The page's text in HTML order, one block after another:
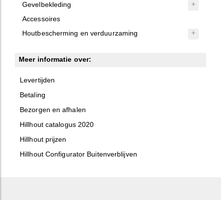
Gevelbekleding
Accessoires
Houtbescherming en verduurzaming
Meer informatie over:
Levertijden
Betaling
Bezorgen en afhalen
Hillhout catalogus 2020
Hillhout prijzen
Hillhout Configurator Buitenverblijven